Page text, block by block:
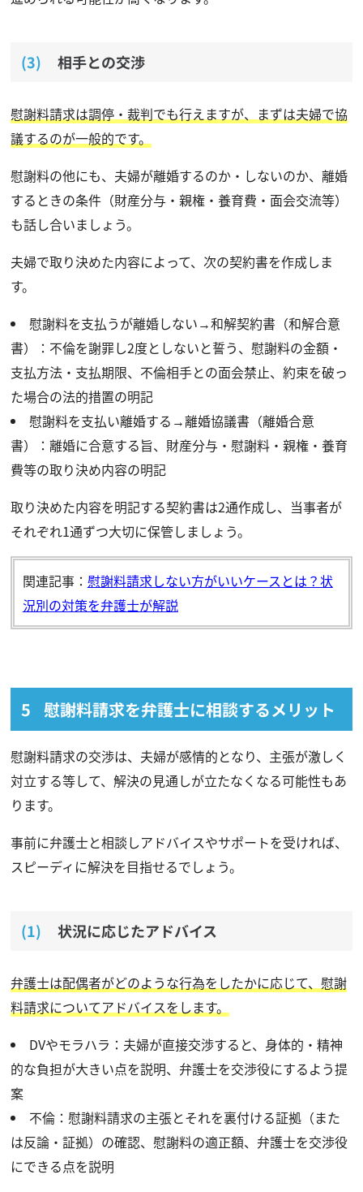
相手との交渉
慰謝料請求は調停・裁判でも行えますが、まずは夫婦で協
議するのが一般的です。
慰謝料の他にも、夫婦が離婚するのか・しないのか、離婚
するときの条件（財産分与・親権・養育費・面会交流等）
も話し合いましょう。
夫婦で取り決めた内容によって、次の契約書を作成しま
す。
慰謝料を支払うが離婚しない→和解契約書（和解合意
書）：不倫を謝罪し2度としないと誓う、慰謝料の金額・
支払方法・支払期限、不倫相手との面会禁止、約束を破っ
た場合の法的措置の明記
慰謝料を支払い離婚する→離婚協議書（離婚合意
書）：離婚に合意する旨、財産分与・慰謝料・親権・養育
費等の取り決め内容の明記
取り決めた内容を明記する契約書は2通作成し、当事者が
それぞれ1通ずつ大切に保管しましょう。
関連記事： 慰謝料請求しない方がいいケースとは？状
況別の対策を弁護士が解説
慰謝料請求を弁護士に相談するメリット
慰謝料請求の交渉は、夫婦が感情的となり、主張が激しく
対立する等して、解決の見通しが立たなくなる可能性もあ
ります。
事前に弁護士と相談しアドバイスやサポートを受ければ、
スピーディに解決を目指せるでしょう。
状況に応じたアドバイス
弁護士は配偶者がどのような行為をしたかに応じて、慰謝
料請求についてアドバイスをします。
DVやモラハラ：夫婦が直接交渉すると、身体的・精神
的な負担が大きい点を説明、弁護士を交渉役にするよう提
案
不倫：慰謝料請求の主張とそれを裏付ける証拠（また
は反論・証拠）の確認、慰謝料の適正額、弁護士を交渉役
にできる点を説明